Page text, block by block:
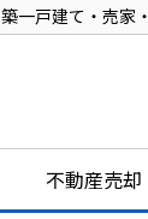
一戸建て・売
不動産売却